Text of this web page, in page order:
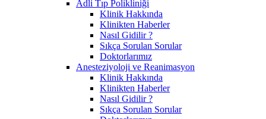
Adli Tıp Polikliniği
Klinik Hakkında
Klinikten Haberler
Nasıl Gidilir ?
Sıkça Sorulan Sorular
Doktorlarımız
Anesteziyoloji ve Reanimasyon
Klinik Hakkında
Klinikten Haberler
Nasıl Gidilir ?
Sıkça Sorulan Sorular